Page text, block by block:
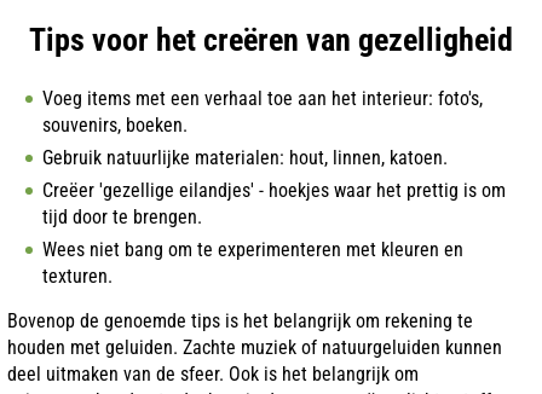
Tips voor het creëren van gezelligheid
Voeg items met een verhaal toe aan het interieur: foto's,
souvenirs, boeken.
Gebruik natuurlijke materialen: hout, linnen, katoen.
Creëer 'gezellige eilandjes' - hoekjes waar het prettig is om
tijd door te brengen.
Wees niet bang om te experimenteren met kleuren en
texturen.
Bovenop de genoemde tips is het belangrijk om rekening te
houden met geluiden. Zachte muziek of natuurgeluiden kunnen
deel uitmaken van de sfeer. Ook is het belangrijk om